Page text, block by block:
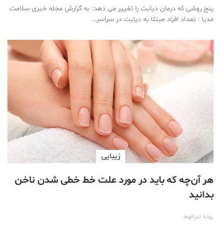
پنج روشی که درمان دیابت را تغییر می دهد: به گزارش مجله خبری سلامت
مدیا : تعداد افراد مبتلا به دیابت در سراسر…
زیبایی
هر آن‌چه که باید در مورد علت خط خطی شدن ناخن
بدانید
پونه تیزفهم